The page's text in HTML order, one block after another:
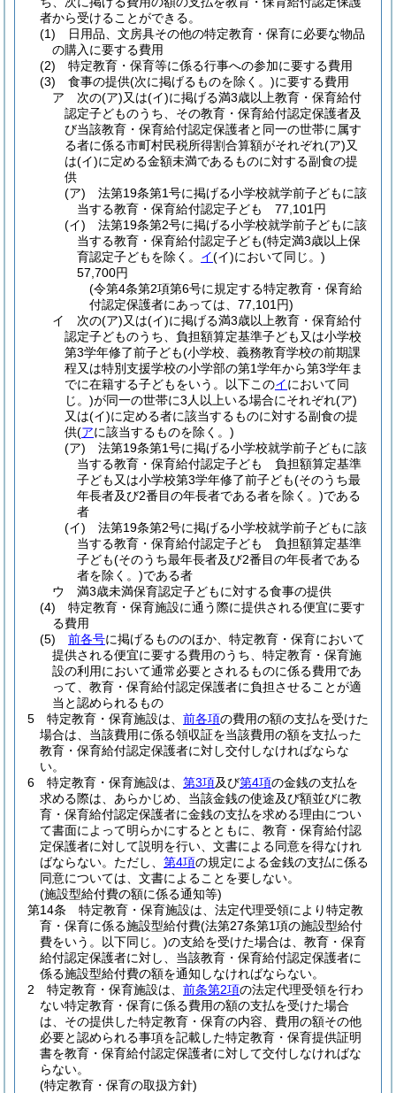
者から受けることができる。
(1)
日用品、文房具その他の特定教育・保育に必要な物品
の購入に要する費用
(2)
特定教育・保育等に係る行事への参加に要する費用
(3)
食事の提供(次に掲げるものを除く。)に要する費用
ア
次の(ア)又は(イ)に掲げる満3歳以上教育・保育給付
認定子どものうち、その教育・保育給付認定保護者及
び当該教育・保育給付認定保護者と同一の世帯に属す
る者に係る市町村民税所得割合算額がそれぞれ(ア)又
は(イ)に定める金額未満であるものに対する副食の提
供
(ア)
法第19条第1号に掲げる小学校就学前子どもに該
当する教育・保育給付認定子ども 77,101円
(イ)
法第19条第2号に掲げる小学校就学前子どもに該
当する教育・保育給付認定子ども(特定満3歳以上保
育認定子どもを除く。 イ(イ)において同じ。)
57,700円
(令第4条第2項第6号に規定する特定教育・保育給
付認定保護者にあっては、77,101円)
イ
次の(ア)又は(イ)に掲げる満3歳以上教育・保育給付
認定子どものうち、負担額算定基準子ども又は小学校
第3学年修了前子ども(小学校、義務教育学校の前期課
程又は特別支援学校の小学部の第1学年から第3学年ま
でに在籍する子どもをいう。以下このイにおいて同
じ。)が同一の世帯に3人以上いる場合にそれぞれ(ア)
又は(イ)に定める者に該当するものに対する副食の提
供(アに該当するものを除く。)
(ア)
法第19条第1号に掲げる小学校就学前子どもに該
当する教育・保育給付認定子ども 負担額算定基準
子ども又は小学校第3学年修了前子ども(そのうち最
年長者及び2番目の年長者である者を除く。)である
者
(イ)
法第19条第2号に掲げる小学校就学前子どもに該
当する教育・保育給付認定子ども 負担額算定基準
子ども(そのうち最年長者及び2番目の年長者である
者を除く。)である者
ウ
満3歳未満保育認定子どもに対する食事の提供
(4)
特定教育・保育施設に通う際に提供される便宜に要す
る費用
(5)
前各号に掲げるもののほか、特定教育・保育において
提供される便宜に要する費用のうち、特定教育・保育施
設の利用において通常必要とされるものに係る費用であ
って、教育・保育給付認定保護者に負担させることが適
当と認められるもの
5
特定教育・保育施設は、 前各項の費用の額の支払を受けた
場合は、当該費用に係る領収証を当該費用の額を支払った
教育・保育給付認定保護者に対し交付しなければならな
い。
6
特定教育・保育施設は、 第3項及び第4項の金銭の支払を
求める際は、あらかじめ、当該金銭の使途及び額並びに教
育・保育給付認定保護者に金銭の支払を求める理由につい
て書面によって明らかにするとともに、教育・保育給付認
定保護者に対して説明を行い、文書による同意を得なけれ
ばならない。 ただし、 第4項の規定による金銭の支払に係る
同意については、文書によることを要しない。
(施設型給付費の額に係る通知等)
第14条
特定教育・保育施設は、法定代理受領により特定教
育・保育に係る施設型給付費(法第27条第1項の施設型給付
費をいう。以下同じ。)の支給を受けた場合は、教育・保育
給付認定保護者に対し、当該教育・保育給付認定保護者に
係る施設型給付費の額を通知しなければならない。
2
特定教育・保育施設は、 前条第2項の法定代理受領を行わ
ない特定教育・保育に係る費用の額の支払を受けた場合
は、その提供した特定教育・保育の内容、費用の額その他
必要と認められる事項を記載した特定教育・保育提供証明
書を教育・保育給付認定保護者に対して交付しなければな
らない。
(特定教育・保育の取扱方針)